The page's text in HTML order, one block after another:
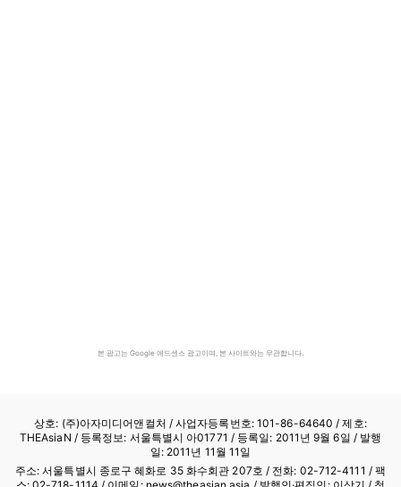
본 광고는 Google 애드센스 광고이며, 본 사이트와는 무관합니다.
상호: (주)아자미디어앤컬처 /사업자등록번호: 101-86-64640 / 제호:
THEAsiaN / 등록정보: 서울특별시 아01771 / 등록일: 2011년 9월 6일 / 발행
일: 2011년 11월 11일
주소: 서울특별시 종로구 혜화로 35 화수회관 207호 / 전화: 02-712-4111 / 팩